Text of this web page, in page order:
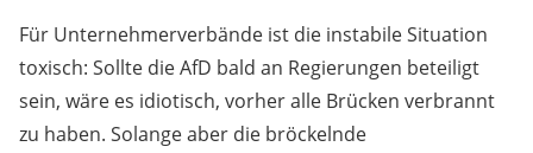
Für Unternehmerverbände ist die instabile Situation
toxisch: Sollte die AfD bald an Regierungen beteiligt
sein, wäre es idiotisch, vorher alle Brücken verbrannt
zu haben. Solange aber die bröckelnde